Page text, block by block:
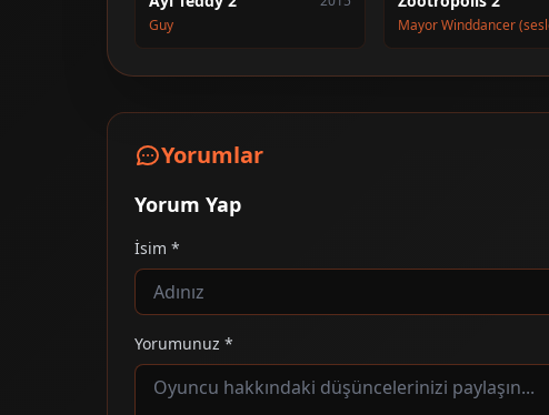
Guy
Yorumlar
Yorum Yap
İsim *
Yorumunuz *